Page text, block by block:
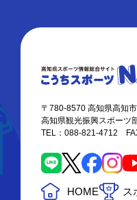
〒780-8570 高知県高知
高知県観光振興スポーツ
TEL：088-821-4712
HOME ス